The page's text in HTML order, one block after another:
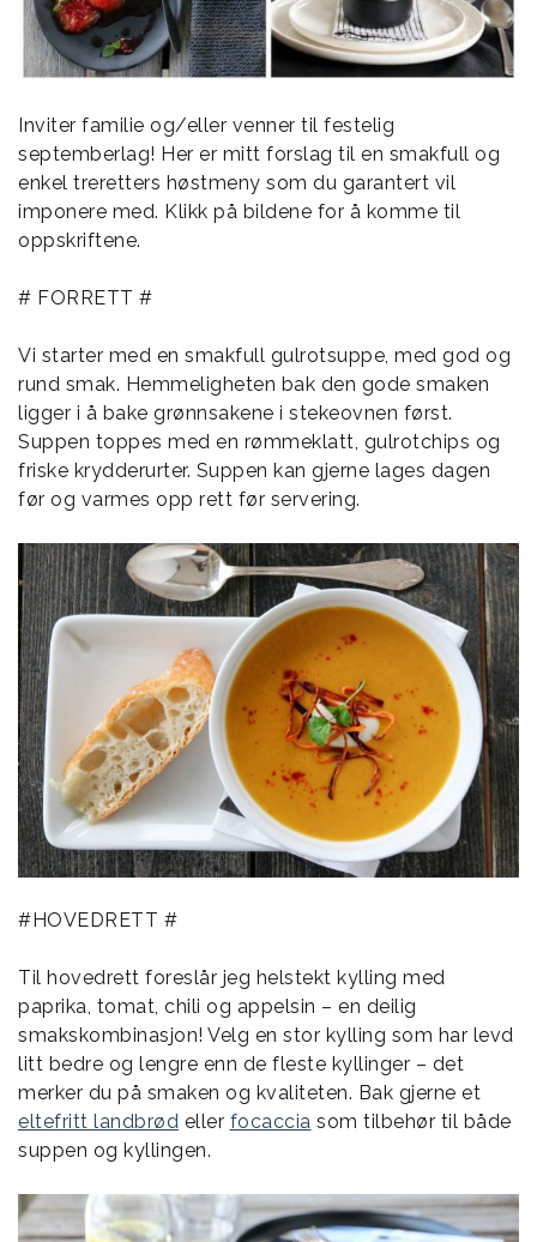
Inviter familie og/eller venner til festelig
septemberlag! Her er mitt forslag til en smakfull og
enkel treretters høstmeny som du garantert vil
imponere med. Klikk på bildene for å komme til
oppskriftene.
# FORRETT #
Vi starter med en smakfull gulrotsuppe, med god og
rund smak. Hemmeligheten bak den gode smaken
ligger i å bake grønnsakene i stekeovnen først.
Suppen toppes med en rømmeklatt, gulrotchips og
friske krydderurter. Suppen kan gjerne lages dagen
før og varmes opp rett før servering.
#HOVEDRETT #
Til hovedrett foreslår jeg helstekt kylling med
paprika, tomat, chili og appelsin – en deilig
smakskombinasjon! Velg en stor kylling som har levd
litt bedre og lengre enn de fleste kyllinger – det
merker du på smaken og kvaliteten. Bak gjerne et
eltefritt landbrød eller focaccia som tilbehør til både
suppen og kyllingen.